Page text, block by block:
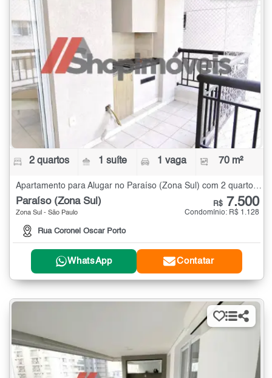
2 quartos 1 suíte 1 vaga 70 m²
Apartamento para Alugar no Paraíso (Zona Sul) com 2 quartos - 70 m²
Paraíso (Zona Sul)
Zona Sul - São Paulo
Rua Coronel Oscar Porto
R$ 7.500
Condomínio: R$ 1.128
WhatsApp Contatar